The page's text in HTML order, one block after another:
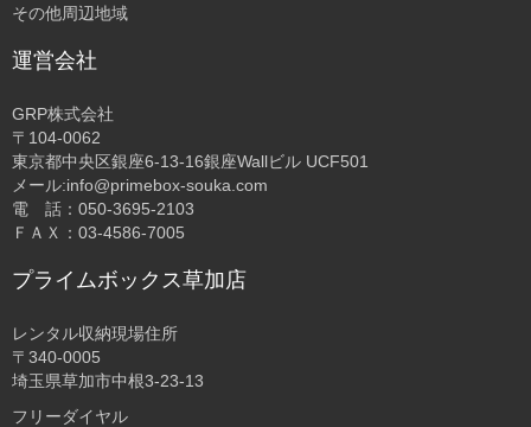
その他周辺地域
運営会社
GRP株式会社
〒104-0062
東京都中央区銀座6-13-16銀座Wallビル UCF501
メール:info@primebox-souka.com
電 話：050-3695-2103
ＦＡＸ：03-4586-7005
プライムボックス草加店
レンタル収納現場住所
〒340-0005
埼玉県草加市中根3-23-13
フリーダイヤル